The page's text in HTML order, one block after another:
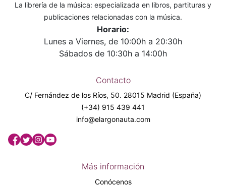
La librería de la música: especializada en libros, partituras y
publicaciones relacionadas con la música.
Horario:
Lunes a Viernes, de 10:00h a 20:30h
Sábados de 10:30h a 14:00h
Contacto
C/ Fernández de los Ríos, 50. 28015 Madrid (España)
(+34) 915 439 441
info@elargonauta.com
Más información
Conócenos